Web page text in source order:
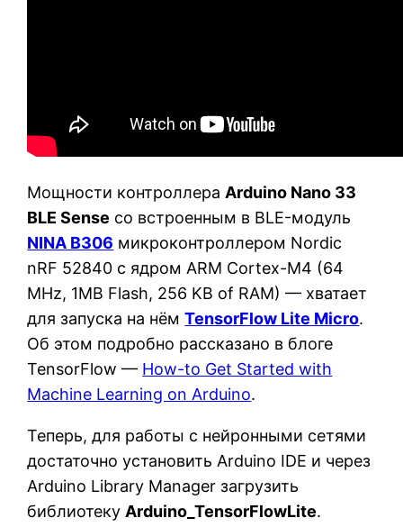
Мощности контроллераArduino Nano 33
BLE Sense со встроенным в BLE-модуль
NINA B306 микроконтроллером Nordic
nRF 52840 с ядром ARM Cortex-M4 (64
MHz, 1MB Flash, 256 KB of RAM) — хватает
для запуска на нёмTensorFlow Lite Micro.
Об этом подробно рассказано в блоге
TensorFlow — How-to Get Started with
Machine Learning on Arduino.
Теперь, для работы с нейронными сетями
достаточно установить Arduino IDE и через
Arduino Library Manager загрузить
библиотекуArduino_TensorFlowLite.